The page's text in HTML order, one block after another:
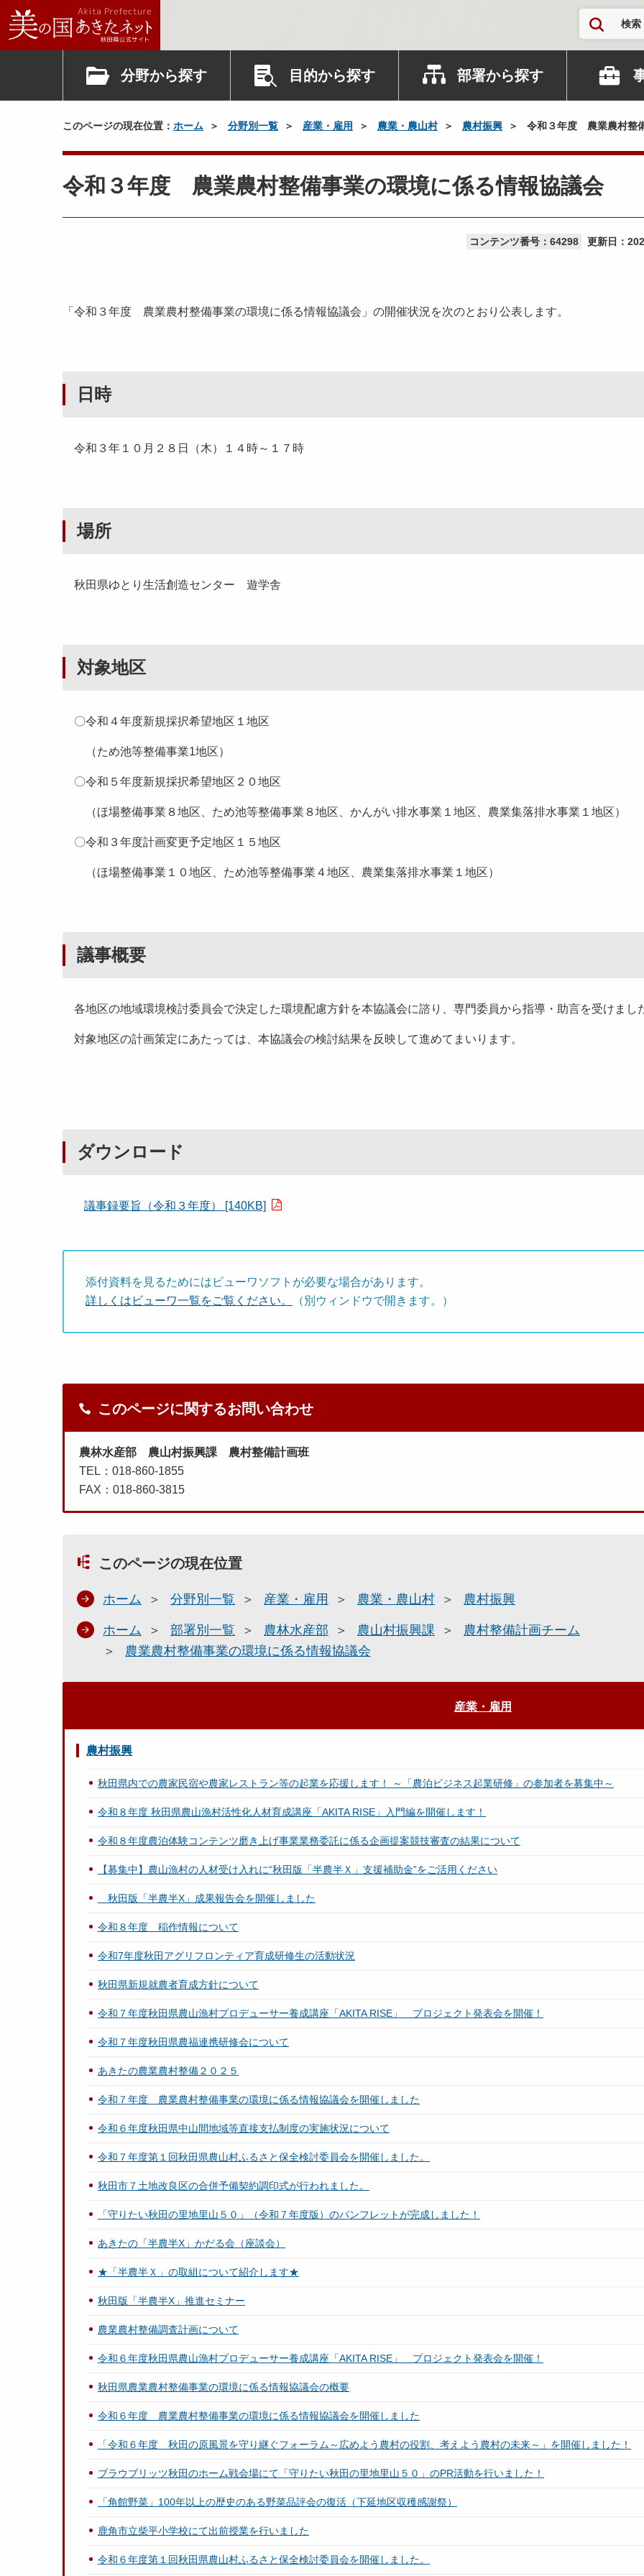
検索
分野から探す 目的から探す 部署から探す
このページの現在位置： ホーム 分野別一覧 産業・雇用 農業・農山村 農村振興 令和３年度 農業農村整
令和３年度 農業農村整備事業の環境に係る情報協議会
コンテンツ番号：64298 更新日：
「令和３年度 農業農村整備事業の環境に係る情報協議会」の開催状況を次のとおり公表します。
日時
令和３年１０月２８日（木）１４時～１７時
場所
秋田県ゆとり生活創造センター 遊学舎
対象地区
〇令和４年度新規採択希望地区１地区
（ため池等整備事業1地区）
〇令和５年度新規採択希望地区２０地区
（ほ場整備事業８地区、ため池等整備事業８地区、かんがい排水事業１地区、農業集落排水事業１地区）
〇令和３年度計画変更予定地区１５地区
（ほ場整備事業１０地区、ため池等整備事業４地区、農業集落排水事業１地区）
議事概要
各地区の地域環境検討委員会で決定した環境配慮方針を本協議会に諮り、専門委員から指導・助言を受けまし
対象地区の計画策定にあたっては、本協議会の検討結果を反映して進めてまいります。
ダウンロード
議事録要旨（令和３年度） [140KB]
添付資料を見るためにはビューワソフトが必要な場合があります。
詳しくはビューワ一覧をご覧ください。
（別ウィンドウで開きます。）
このページに関するお問い合わせ
農林水産部 農山村振興課 農村整備計画班
TEL：018-860-1855
FAX：018-860-3815
このページの現在位置
ホーム 分野別一覧 産業・雇用 農業・農山村 農村振興
ホーム 部署別一覧 農林水産部 農山村振興課
農村整備計画チーム
農業農村整備事業の環境に係る情報協議会
産業・雇用
農村振興
秋田県内での農家民宿や農家レストラン等の起業を応援します！ ～「農泊ビジネス起業研修」の参加者を募集中～
令和８年度 秋田県農山漁村活性化人材育成講座「AKITA RISE」入門編を開催します！
令和８年度農泊体験コンテンツ磨き上げ事業業務委託に係る企画提案競技審査の結果について
【募集中】農山漁村の人材受け入れに“秋田版「半農半Ｘ」支援補助金”をご活用ください
秋田版「半農半X」成果報告会を開催しました
令和８年度 稲作情報について
令和7年度秋田アグリフロンティア育成研修生の活動状況
秋田県新規就農者育成方針について
令和７年度秋田県農山漁村プロデューサー養成講座「AKITA RISE」 プロジェクト発表会を開催！
令和７年度秋田県農福連携研修会について
あきたの農業農村整備２０２５
令和７年度 農業農村整備事業の環境に係る情報協議会を開催しました
令和６年度秋田県中山間地域等直接支払制度の実施状況について
令和７年度第１回秋田県農山村ふるさと保全検討委員会を開催しました。
秋田市７土地改良区の合併予備契約調印式が行われました。
「守りたい秋田の里地里山５０」（令和７年度版）のパンフレットが完成しました！
あきたの「半農半X」かだる会（座談会）
★「半農半Ｘ」の取組について紹介します★
秋田版「半農半X」推進セミナー
農業農村整備調査計画について
令和６年度秋田県農山漁村プロデューサー養成講座「AKITA RISE」 プロジェクト発表会を開催！
秋田県農業農村整備事業の環境に係る情報協議会の概要
令和６年度 農業農村整備事業の環境に係る情報協議会を開催しました
「令和６年度 秋田の原風景を守り継ぐフォーラム～広めよう農村の役割、考えよう農村の未来～」を開催しました！
ブラウブリッツ秋田のホーム戦会場にて「守りたい秋田の里地里山５０」のPR活動を行いました！
「角館野菜」100年以上の歴史のある野菜品評会の復活（下延地区収穫感謝祭）
鹿角市立柴平小学校にて出前授業を行いました
令和６年度第１回秋田県農山村ふるさと保全検討委員会を開催しました。